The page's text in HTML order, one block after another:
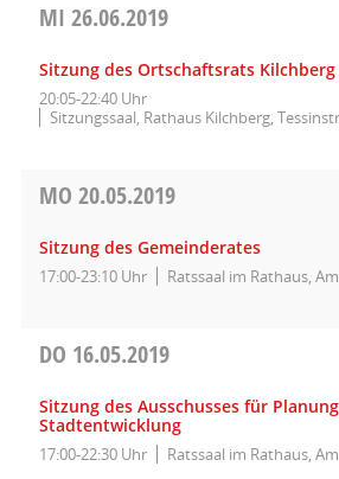
MI 26.06.2019
Sitzung des Ortschaftsrats Kilchberg
20:05-22:40 Uhr
Sitzungssaal, Rathaus Kilchberg,
MO 20.05.2019
Sitzung des Gemeinderates
17:00-23:10 Uhr Ratssaal im Rathaus,
DO 16.05.2019
Sitzung des Ausschusses für
Stadtentwicklung
17:00-22:30 Uhr Ratssaal im Rathaus,